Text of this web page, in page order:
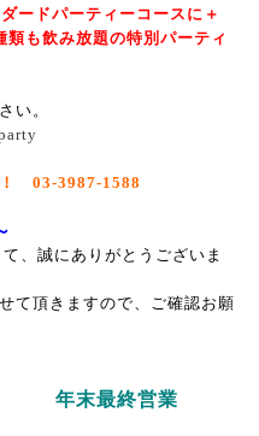
ードパーティーコースに＋
類も飲み放題の特別パーティ
い。
！ 03-3987-1588
、誠にありがとうございま
て頂きますので、ご確認お願
最終営業